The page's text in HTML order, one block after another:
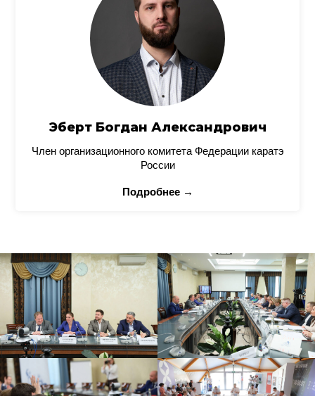
Эберт Богдан Александрович
Член организационного комитета Федерации каратэ
России
Подробнее →